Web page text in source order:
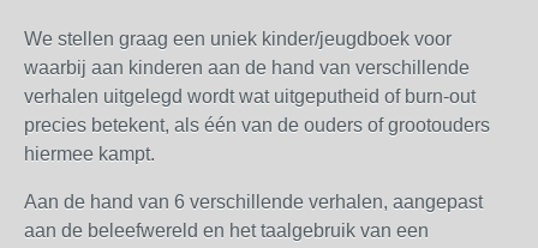
We stellen graag een uniek kinder/jeugdboek voor
waarbij aan kinderen aan de hand van verschillende
verhalen uitgelegd wordt wat uitgeputheid of burn-out
precies betekent, als één van de ouders of grootouders
hiermee kampt.
Aan de hand van 6 verschillende verhalen, aangepast
aan de beleefwereld en het taalgebruik van een